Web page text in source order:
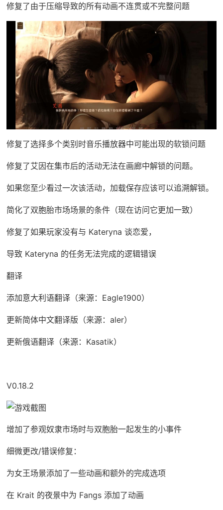
修复了由于压缩导致的所有动画不连贯或不完整问题
修复了选择多个类别时音乐播放器中可能出现的软锁问题
修复了艾因在集市后的活动无法在画廊中解锁的问题。
如果您至少看过一次该活动，加载保存应该可以追溯解锁。
简化了双胞胎市场场景的条件（现在访问它更加一致）
修复了如果玩家没有与 Kateryna 谈恋爱，
导致 Kateryna 的任务无法完成的逻辑错误
翻译
添加意大利语翻译（来源：Eagle1900）
更新简体中文翻译版（来源：aler）
更新俄语翻译（来源：Kasatik）
V0.18.2
增加了参观奴隶市场时与双胞胎一起发生的小事件
细微更改/错误修复：
为女王场景添加了一些动画和额外的完成选项
在 Krait 的夜景中为 Fangs 添加了动画